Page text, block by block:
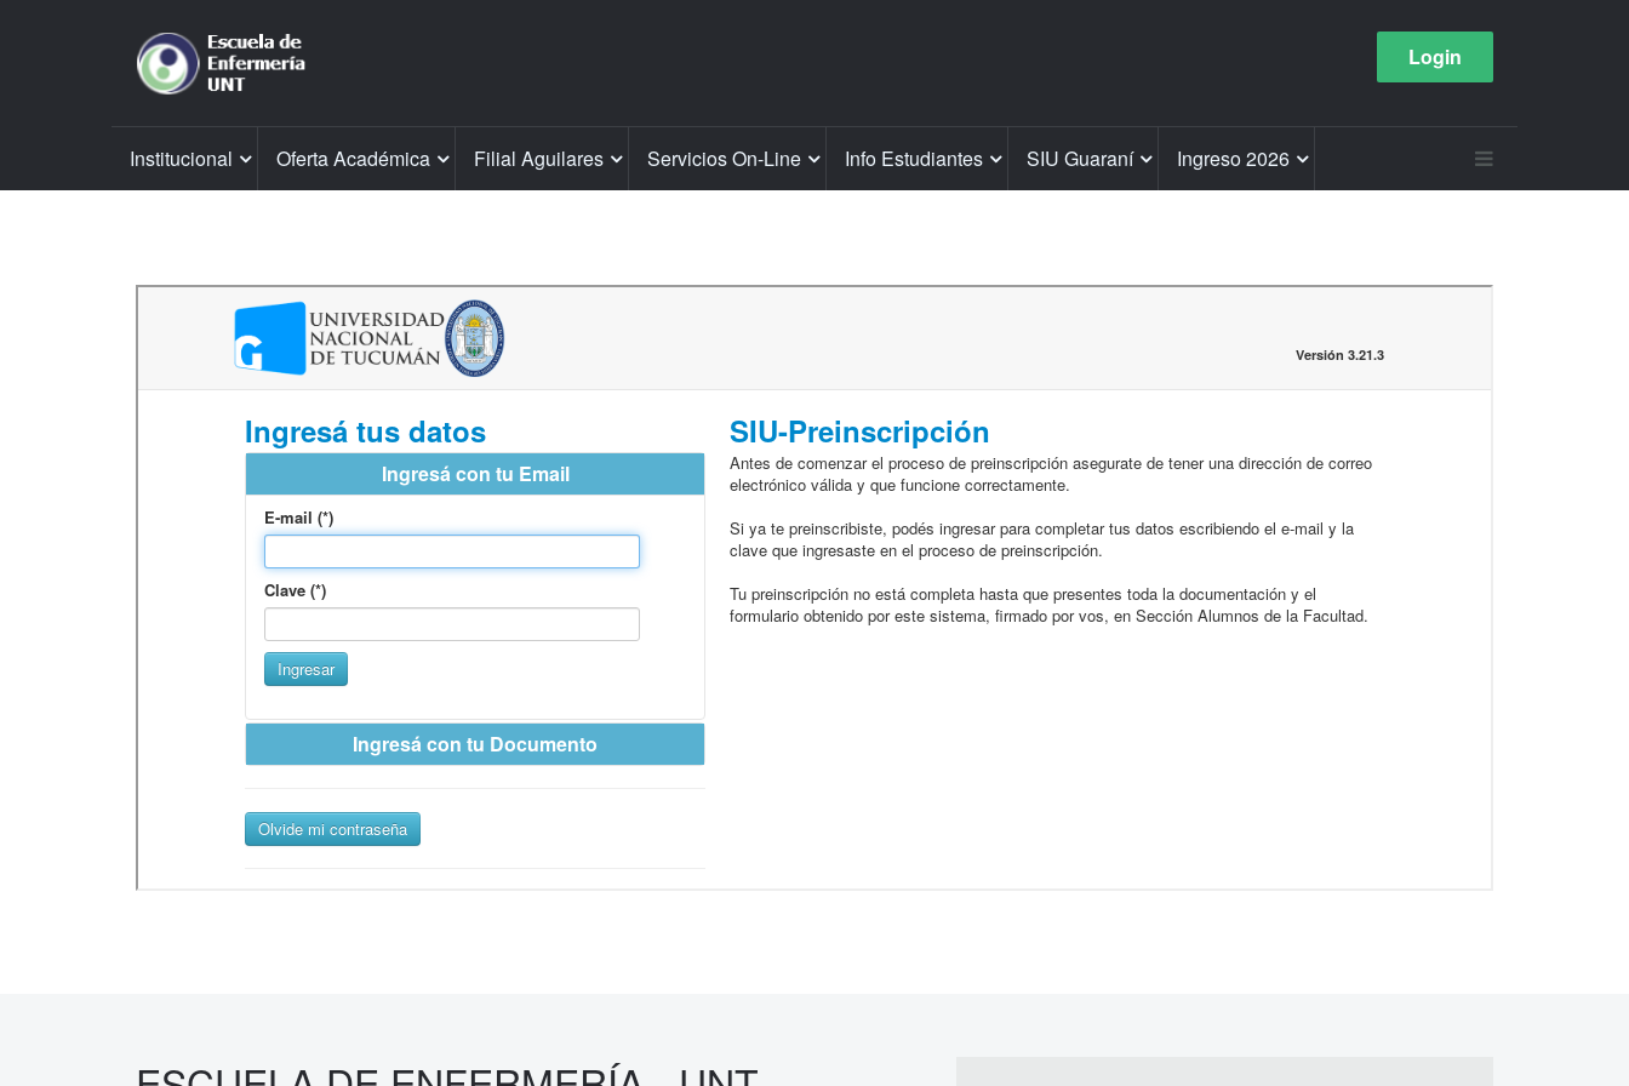
Login
Institucional Oferta Académica Filial Aguilares Servicios On-Line Info Estudiantes SIU Guaraní Ingreso 2026